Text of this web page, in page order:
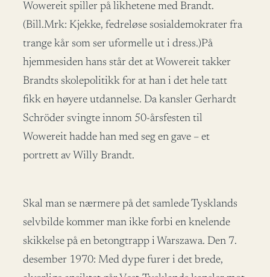
Wowereit spiller på likhetene med Brandt.
(Bill.Mrk: Kjekke, fedreløse sosialdemokrater fra
trange kår som ser uformelle ut i dress.)På
hjemmesiden hans står det at Wowereit takker
Brandts skolepolitikk for at han i det hele tatt
fikk en høyere utdannelse. Da kansler Gerhardt
Schröder svingte innom 50-årsfesten til
Wowereit hadde han med seg en gave – et
portrett av Willy Brandt.
Skal man se nærmere på det samlede Tysklands
selvbilde kommer man ikke forbi en knelende
skikkelse på en betongtrapp i Warszawa. Den 7.
desember 1970: Med dype furer i det brede,